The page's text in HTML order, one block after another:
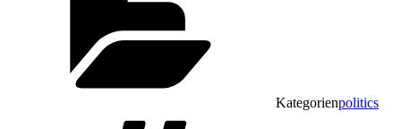
Kategorienpolitics